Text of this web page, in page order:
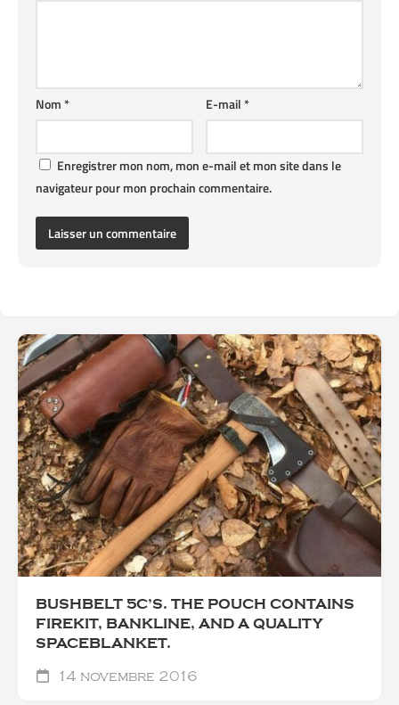
E-mail*
Nom*
Enregistrer mon nom, mon e-mail et mon site dans le
navigateur pour mon prochain commentaire.
BUSHBELT 5C’S. THE POUCH CONTAINS
FIREKIT, BANKLINE, AND A QUALITY
SPACEBLANKET.
14 novembre 2016